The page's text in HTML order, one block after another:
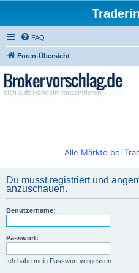
FAQ
Foren-Übersicht
Alle Märkte bei
Du musst registriert und
anzuschauen.
Benutzername:
Passwort:
Ich habe mein Passwort vergessen